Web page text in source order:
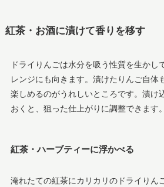
紅茶・お酒に漬けて香りを移す
ドライりんごは水分を吸う性質を生かし
レンジにも向きます。漬けたりんご自体
楽しめるのがうれしいところです。漬け
おくと、狙った仕上がりに調整できます。
紅茶・ハーブティーに浮かべる
淹れたての紅茶にカリカリのドライりん